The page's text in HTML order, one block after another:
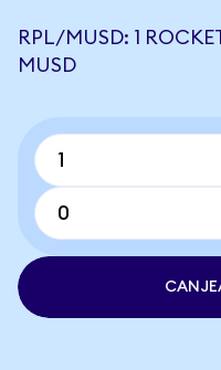
RPL/MUSD: 1
MUSD